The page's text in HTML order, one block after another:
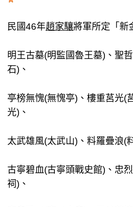
民國46年趙家驤將軍所定 「 新
明王古墓(明監國魯王墓)、 聖
石)、
亭榜無愧(無愧亭)、 樓重莒光(
光) 、
太武雄風(太武山)、料羅疊浪(
古寧碧血(古寧頭戰史館)、忠
祠)、